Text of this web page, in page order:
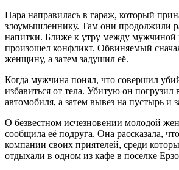
Пара направилась в гараж, который
злоумышленнику. Там они продолжили
напитки. Ближе к утру между мужчиной
произошел конфликт. Обвиняемый
женщину, а затем задушил её.
Когда мужчина понял, что совершил
избавиться от тела. Убитую он погрузил
автомобиля, а затем вывез на пустырь и
О безвестном исчезновении молодой
сообщила её подруга. Она рассказала,
компании своих приятелей, среди
отдыхали в одном из кафе в поселке